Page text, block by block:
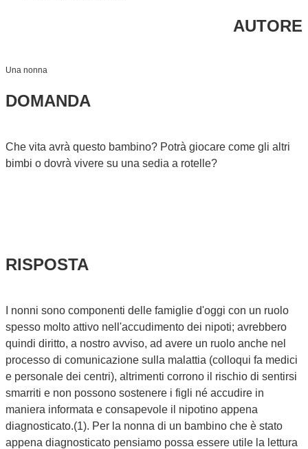
AUTORE
Una nonna
DOMANDA
Che vita avrà questo bambino? Potrà giocare come gli altri
bimbi o dovrà vivere su una sedia a rotelle?
RISPOSTA
I nonni sono componenti delle famiglie d'oggi con un ruolo
spesso molto attivo nell'accudimento dei nipoti; avrebbero
quindi diritto, a nostro avviso, ad avere un ruolo anche nel
processo di comunicazione sulla malattia (colloqui fa medici
e personale dei centri), altrimenti corrono il rischio di sentirsi
smarriti e non possono sostenere i figli né accudire in
maniera informata e consapevole il nipotino appena
diagnosticato.(1). Per la nonna di un bambino che è stato
appena diagnosticato pensiamo possa essere utile la lettura